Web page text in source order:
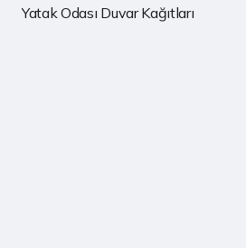
Yatak Odası Duvar Kağıtları